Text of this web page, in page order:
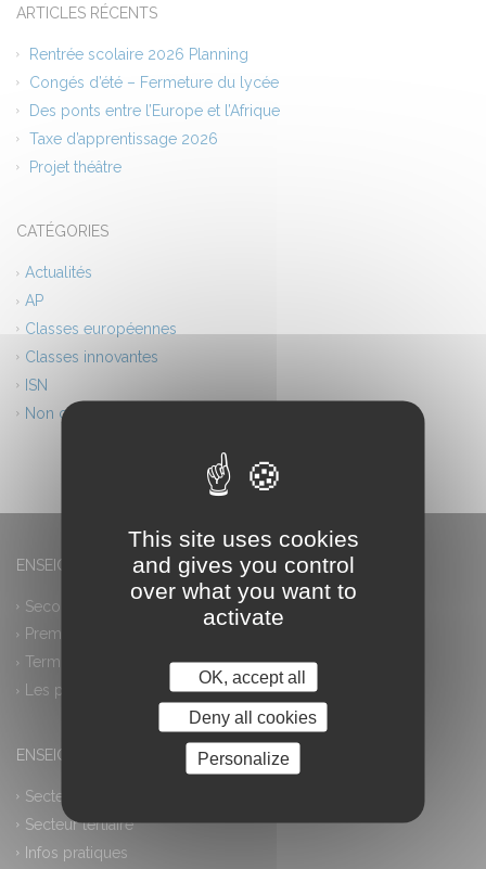
ARTICLES RÉCENTS
Rentrée scolaire 2026 Planning
Congés d’été – Fermeture du lycée
Des ponts entre l’Europe et l’Afrique
Taxe d’apprentissage 2026
Projet théâtre
CATÉGORIES
Actualités
AP
Classes européennes
Classes innovantes
ISN
Non classé
ENSEIGNEMENT GÉNÉRAL
Seconde générale et technologique
Première générale
Terminale générale
Les plus
ENSEIGNEMENT PROFESSIONNEL
Secteur industriel
Secteur tertiaire
Infos pratiques
This site uses cookies
and gives you control
over what you want to
activate
OK, accept all
Deny all cookies
Personalize